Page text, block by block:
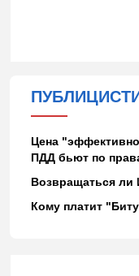
Цена
ПДД бьют по
Возвращаться ли
Кому платит